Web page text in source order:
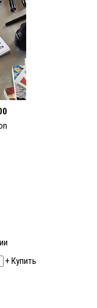
+Купить